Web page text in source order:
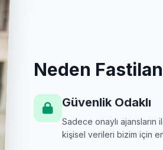
Neden
Güvenlik Odaklı
Sadece onaylı ajansların
kişisel verileri bizim için